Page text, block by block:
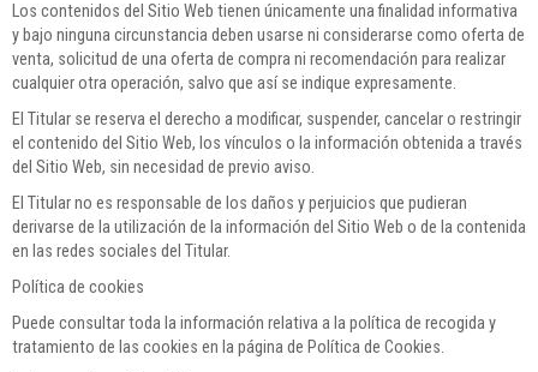
Los contenidos del Sitio Web tienen únicamente una finalidad informativa
y bajo ninguna circunstancia deben usarse ni considerarse como oferta de
venta, solicitud de una oferta de compra ni recomendación para realizar
cualquier otra operación, salvo que así se indique expresamente.
El Titular se reserva el derecho a modificar, suspender, cancelar o restringir
el contenido del Sitio Web, los vínculos o la información obtenida a través
del Sitio Web, sin necesidad de previo aviso.
El Titular no es responsable de los daños y perjuicios que pudieran
derivarse de la utilización de la información del Sitio Web o de la contenida
en las redes sociales del Titular.
Política de cookies
Puede consultar toda la información relativa a la política de recogida y
tratamiento de las cookies en la página de Política de Cookies.